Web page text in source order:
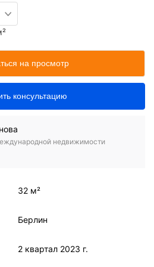
на просмотр
консультацию
недвижимости
32 м²
Берлин
2 квартал 2023 г.